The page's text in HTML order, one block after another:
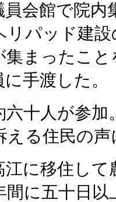
員会館で院
リパッド建
集まったこ
手渡した。
十人が参加
える住民の
に移住して
間に五十日